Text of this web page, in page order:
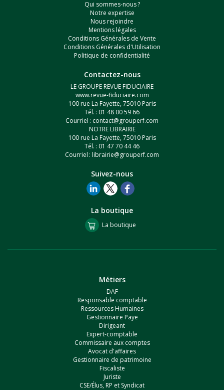
Qui sommes-nous ?
Notre expertise
Nous rejoindre
Mentions légales
Conditions Générales de Vente
Conditions Générales d'Utilisation
Politique de confidentialité
Contactez-nous
LE GROUPE REVUE FIDUCIAIRE
www.revue-fiduciaire.com
100 rue La Fayette, 75010 Paris
Tél. : 01 48 00 59 66
Courriel : contact@grouperf.com
NOTRE LIBRAIRIE
100 rue La Fayette, 75010 Paris
Tél. : 01 47 70 44 46
Courriel : librairie@grouperf.com
Suivez-nous
La boutique
La boutique
Métiers
DAF
Responsable comptable
Ressources Humaines
Gestionnaire Paye
Dirigeant
Expert-comptable
Commissaire aux comptes
Avocat d'affaires
Gestionnaire de patrimoine
Fiscaliste
Juriste
CSE/Élus, RP et Syndicat